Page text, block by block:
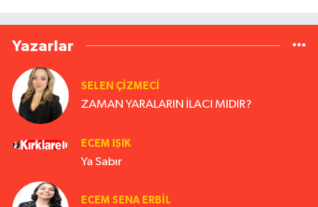
Yazarlar
SELEN ÇİZMECİ
ZAMAN YARALARIN İLACI MIDIR?
ECEM IŞIK
Ya Sabır
ECEM SENA ERBIL